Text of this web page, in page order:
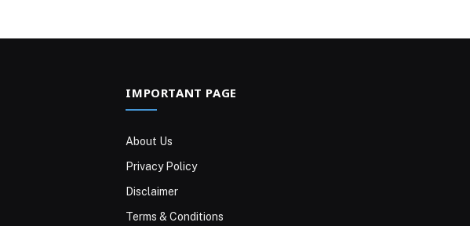
IMPORTANT PAGE
About Us
Privacy Policy
Disclaimer
Terms & Conditions